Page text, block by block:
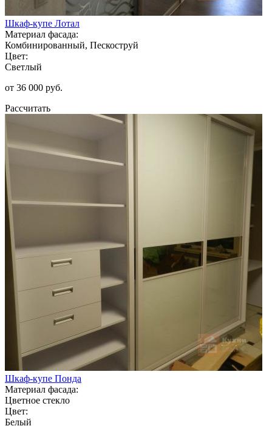
Шкаф-купе Лотал
Материал фасада:
Комбинированный, Пескоструй
Цвет:
Светлый
от 36 000 руб.
Рассчитать
Шкаф-купе Понда
Материал фасада:
Цветное стекло
Цвет:
Белый